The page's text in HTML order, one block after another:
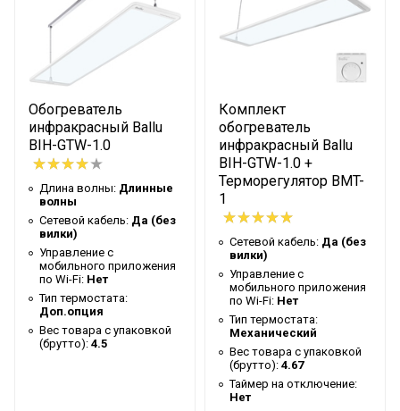
Таймер на отключение
Нет
Высота упаковки товара
5.5
Гарантийный документ
Гарантийный талон
Глубина упаковки товара
34
Цвет корпуса
Белый
Ширина упаковки товара
83
Бренд
Ballu
Макс. потребляемая
мощность
Тип нагревательного
элемента
Инфракрасный
Гарантийный срок
3 года
Серия
GTW
Обогреватель
инфракрасный Ballu
BIH-GTW-1.0
Длина волны: Длинные
волны
Сетевой кабель: Да (без
вилки)
Управление c
мобильного приложения
по Wi-Fi: Нет
Тип термостата:
Доп.опция
Вес товара с упаковкой
(брутто): 4.5
Комплект
обогреватель
инфракрасный Ballu
BIH-GTW-1.0 +
Терморегулятор BMT-
1
Сетевой кабель: Да (без
вилки)
Управление c
мобильного приложения
по Wi-Fi: Нет
Тип термостата:
Механический
Вес товара с упаковкой
(брутто): 4.67
Таймер на отключение:
Нет